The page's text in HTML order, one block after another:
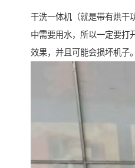
干洗一体机（就是带有烘干
中需要用水，所以一定要打
效果，并且可能会损坏机子。